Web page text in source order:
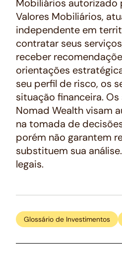
Mobiliários autorizado
Valores Mobiliários,
independente em
contratar seus
receber
orientações
seu perfil de risco, os
situação financeira.
Nomad Wealth visam
na tomada de
porém não garantem
substituem sua
legais.
Glossário de Investimentos